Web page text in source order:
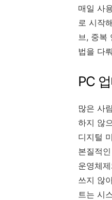
매일 사
로 시작
브, 중복
법을 다
PC
많은 사
하지 않
디지털
본질적
운영체
쓰지 않
트는 시